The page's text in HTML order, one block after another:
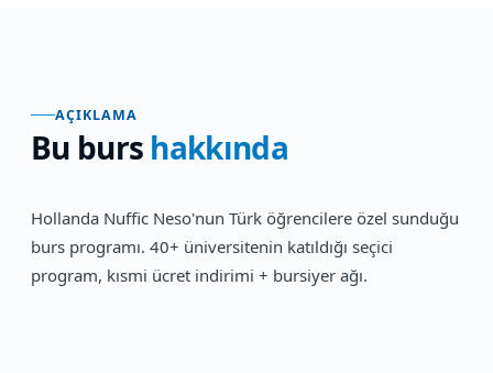
AÇIKLAMA
Bu burs hakkında
Hollanda Nuffic Neso'nun Türk öğrencilere özel sunduğu
burs programı. 40+ üniversitenin katıldığı seçici
program, kısmi ücret indirimi + bursiyer ağı.